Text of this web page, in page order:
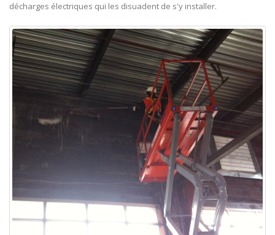
décharges électriques qui les disuadent de s'y installer.